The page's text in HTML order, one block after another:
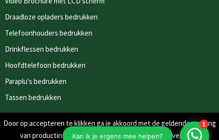
Draadloze opladers bedrukken
Telefoonhouders bedrukken
Drinkflessen bedrukken
Hoofdtelefoon bedrukken
Paraplu's bedrukken
Tassen bedrukken
Nieuwsbrieven
Door op accepteren te klikken ga je akkoord met de geldende omgang
van productinformatie zoals op de website wordt vermeld.